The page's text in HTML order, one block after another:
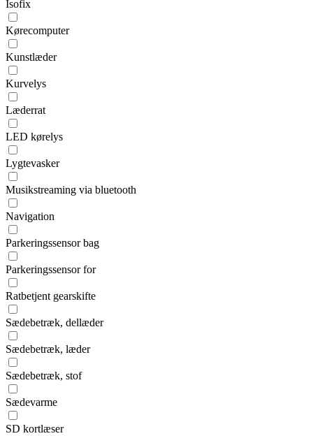
Isofix
Kørecomputer
Kunstlæder
Kurvelys
Læderrat
LED kørelys
Lygtevasker
Musikstreaming via bluetooth
Navigation
Parkeringssensor bag
Parkeringssensor for
Ratbetjent gearskifte
Sædebetræk, dellæder
Sædebetræk, læder
Sædebetræk, stof
Sædevarme
SD kortlæser